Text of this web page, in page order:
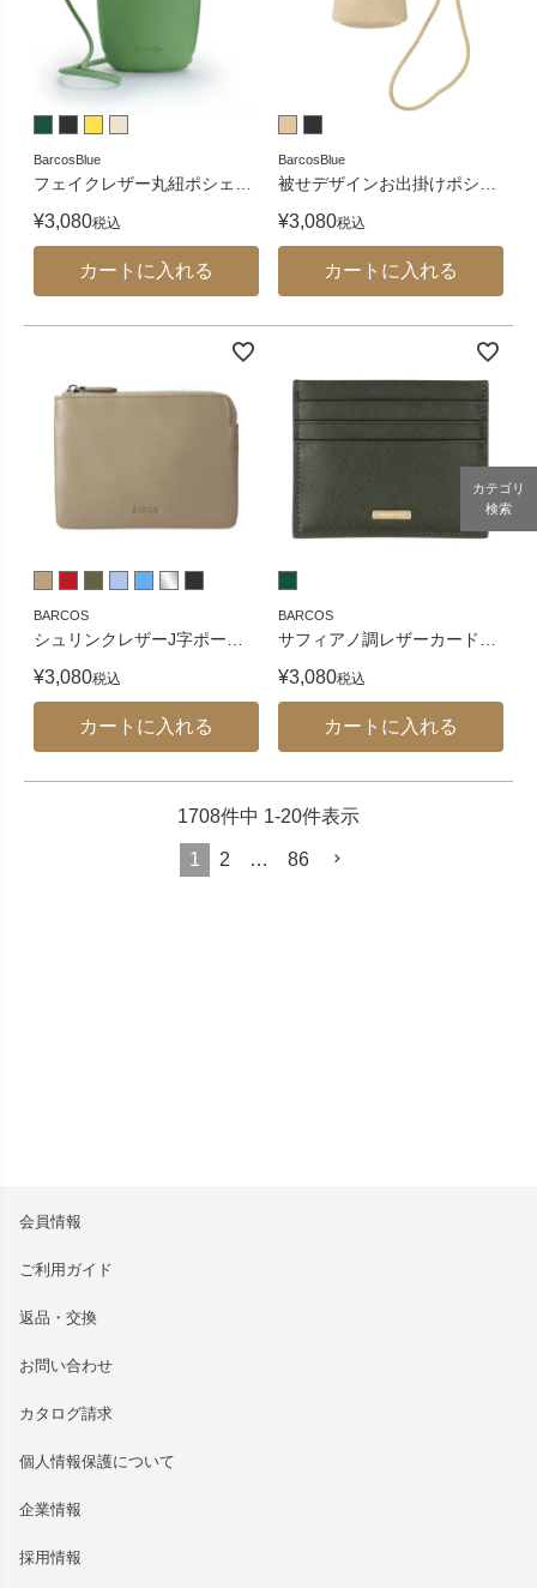
BarcosBlue
フェイクレザー丸紐ポシェ
¥3,080税込
カートに入れる
BarcosBlue
被せデザインお出掛けポシ
¥3,080税込
カートに入れる
BARCOS
シュリンクレザーJ字ポー
¥3,080税込
カートに入れる
BARCOS
サフィアノ調レザーカード
¥3,080税込
カートに入れる
1708件中 1-20件表示
1 2 … 86
カテゴリ
検索
会員情報
ご利用ガイド
返品・交換
お問い合わせ
カタログ請求
個人情報保護について
企業情報
採用情報